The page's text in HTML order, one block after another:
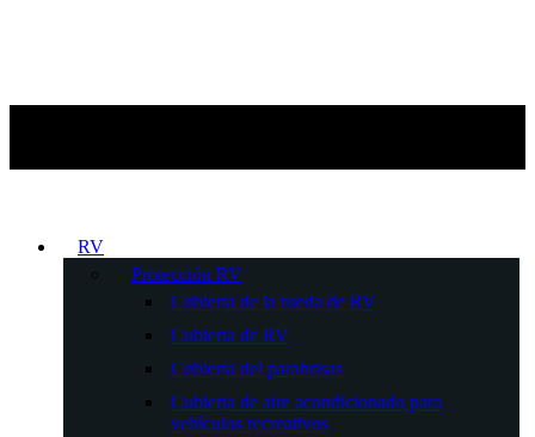
RV
Protección RV
Cubierta de la rueda de RV
Cubierta de RV
Cubierta del parabrisas
Cubierta de aire acondicionado para
vehículos recreativos